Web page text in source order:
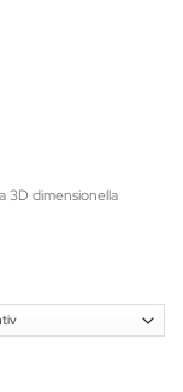
3D dimensionella